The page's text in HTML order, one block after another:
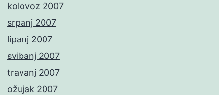
kolovoz 2007
srpanj 2007
lipanj 2007
svibanj 2007
travanj 2007
ožujak 2007